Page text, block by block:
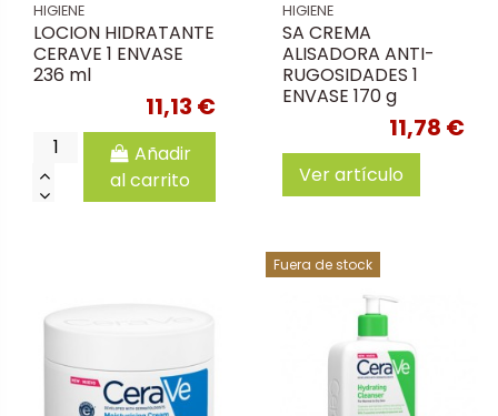
HIGIENE
LOCION HIDRATANTE
CERAVE 1 ENVASE
236 ml
11,13 €
Añadir
al carrito
HIGIENE
SA CREMA
ALISADORA ANTI-
RUGOSIDADES 1
ENVASE 170 g
11,78 €
Ver artículo
Fuera de stock